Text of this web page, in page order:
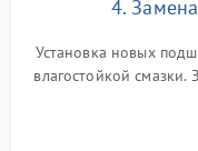
4.
Установка новых
влагостойкой
или